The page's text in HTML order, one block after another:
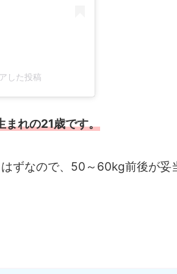
した投稿
れの21歳です。
ずなので、50～60kg前後が妥